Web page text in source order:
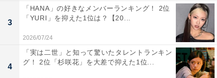
ルに品良く提供してくれそうで、行ってみたいです」
（50代女性／埼玉県）、「地元の港で陸揚げされたハマ
チやサザエなどの魚介類をその場で料理してくれます」
（60代男性／兵庫県）、「舞鶴港から水揚げされたばか
りの魚介類をその場で頂ける贅沢グルメは見逃せない」
（50代回答しない／大阪府）といった声がありました。
3
「HANA」の好きなメンバーランキング！ 2位
「YURI」を抑えた1位は？【20...
2026/07/24
4
「実は二世」と知って驚いたタレントランキン
グ！ 2位「杉咲花」を大差で抑えた1位...